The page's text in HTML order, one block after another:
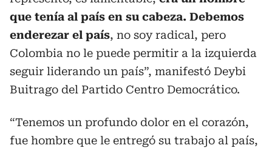
que tenía al país en su cabeza. Debemos
enderezar el país, no soy radical, pero
Colombia no le puede permitir a la izquierda
seguir liderando un país”, manifestó Deybi
Buitrago del Partido Centro Democrático.
“Tenemos un profundo dolor en el corazón,
fue hombre que le entregó su trabajo al país,